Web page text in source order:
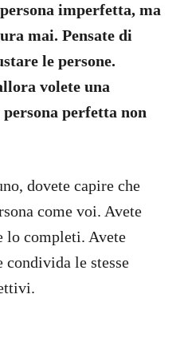
imperfetta, ma
mai. Pensate di
le persone.
volete una
perfetta non
dovete capire che
come voi. Avete
lo completi. Avete
condivida le stesse